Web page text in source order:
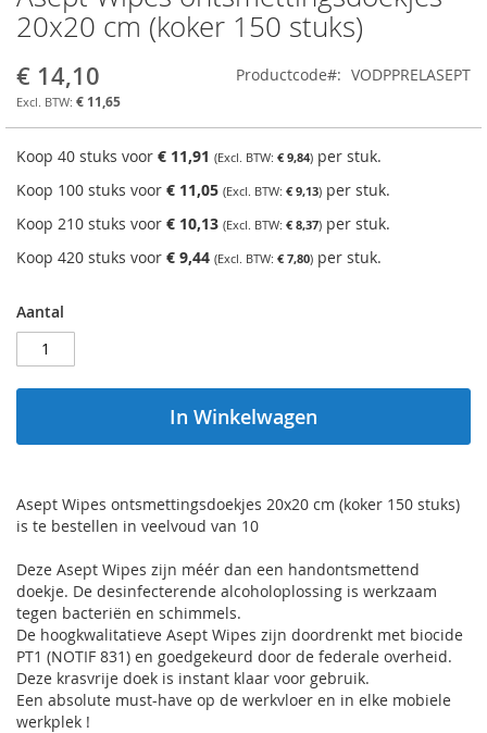
naar
het
van
de
20x20 cm (koker 150 stuks)
€ 14,10
€ 11,65
Productcode VODPPRELASEPT
Koop 40 stuks voor € 11,91 € 9,84 per stuk.
Koop 100 stuks voor € 11,05 € 9,13 per stuk.
Koop 210 stuks voor € 10,13 € 8,37 per stuk.
Koop 420 stuks voor € 9,44 € 7,80 per stuk.
Aantal
In Winkelwagen
Asept Wipes ontsmettingsdoekjes 20x20 cm (koker 150 stuks)
is te bestellen in veelvoud van 10
Deze Asept Wipes zijn méér dan een handontsmettend
doekje. De desinfecterende alcoholoplossing is werkzaam
tegen bacteriën en schimmels.
De hoogkwalitatieve Asept Wipes zijn doordrenkt met biocide
PT1 (NOTIF 831) en goedgekeurd door de federale overheid.
Deze krasvrije doek is instant klaar voor gebruik.
Een absolute must-have op de werkvloer en in elke mobiele
werkplek !